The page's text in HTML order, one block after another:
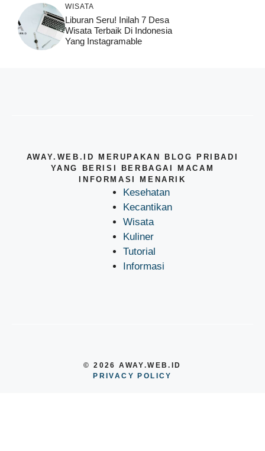
WISATA
Liburan Seru! Inilah 7 Desa
Wisata Terbaik Di Indonesia
Yang Instagramable
AWAY.WEB.ID MERUPAKAN BLOG PRIBADI
YANG BERISI BERBAGAI MACAM
INFORMASI MENARIK
Kesehatan
Kecantikan
Wisata
Kuliner
Tutorial
Informasi
© 2026 AWAY.WEB.ID
PRIVACY POLICY